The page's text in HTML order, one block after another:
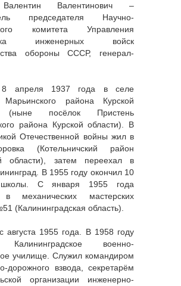
Валентинович –
председателя Научно-
комитета Управления
инженерных войск
обороны СССР, генерал-
8 апреля 1937 года в селе
района Курской
(ныне посёлок Пристень
района Курской области). В
Отечественной войны жил в
(Котельничский район
области), затем переехал в
В 1955 году окончил 10
школы. С января 1955 года
в механических мастерских
(Калининградская область).
августа 1955 года. В 1958 году
Калининградское военно-
училище. Служил командиром
дорожного взвода, секретарём
организации инженерно-